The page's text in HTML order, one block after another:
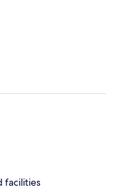
facilities